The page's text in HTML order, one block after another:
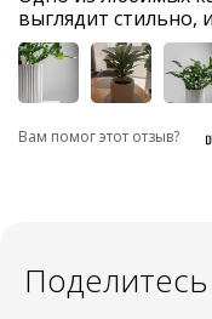
выглядит стильно,
Вам помог этот отзыв?